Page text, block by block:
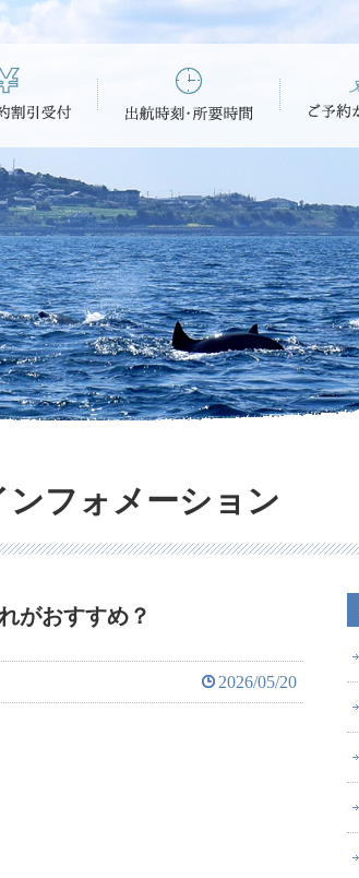
ンフォメーション
がおすすめ？
2026/05/20